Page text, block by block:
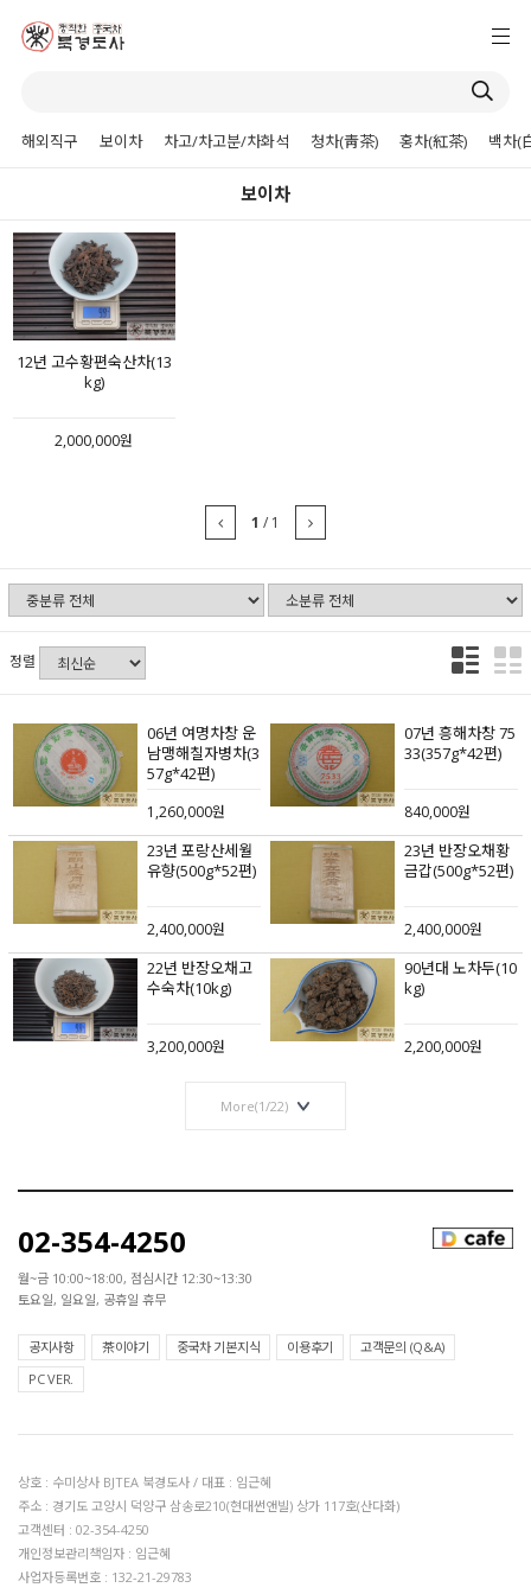
해외직구 보이차 차고/차고분/차화석 청차(靑茶) 홍차(紅茶) 백차(
보이차
12년 고수황편숙산차(13
kg)
2,000,000원
1 / 1
정렬
06년 여명차창 운
남맹해칠자병차(3
57g*42편)
1,260,000원
07년 흥해차창 75
33(357g*42편)
840,000원
23년 포랑산세월
유향(500g*52편)
2,400,000원
23년 반장오채황
금갑(500g*52편)
2,400,000원
22년 반장오채고
수숙차(10kg)
3,200,000원
90년대 노차두(10
kg)
2,200,000원
More(1/22)
02-354-4250
월~금 10:00~18:00, 점심시간 12:30~13:30
토요일, 일요일, 공휴일 휴무
공지사항 茶이야기 중국차 기본지식 이용후기
고객문의 (Q&A)
PC VER.
상호 : 수미상사 BJTEA 북경도사 / 대표 : 임근혜
주소 : 경기도 고양시 덕양구 삼송로210(현대썬앤빌) 상가 117호(산다화)
고객센터 : 02-354-4250
개인정보관리책임자 : 임근혜
사업자등록번호 : 132-21-29783